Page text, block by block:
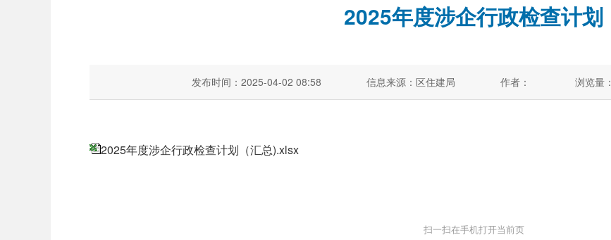
2025年度涉企行政检查计划
发布时间：2025-04-02 08:58 信息来源：区住建局 作者： 浏览量：
2025年度涉企行政检查计划（汇总).xlsx
扫一扫在手机打开当前页